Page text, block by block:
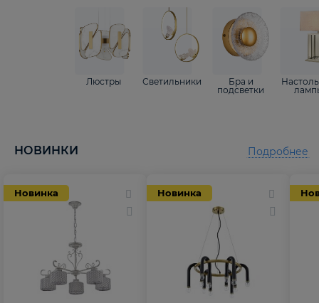
Люстры Светильники
Бра и
подсветки
НОВИНКИ
Новинка Новинка
Подробнее